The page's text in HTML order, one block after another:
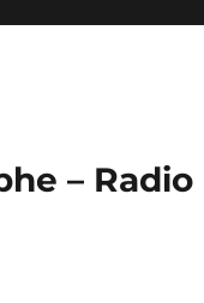
– Radio